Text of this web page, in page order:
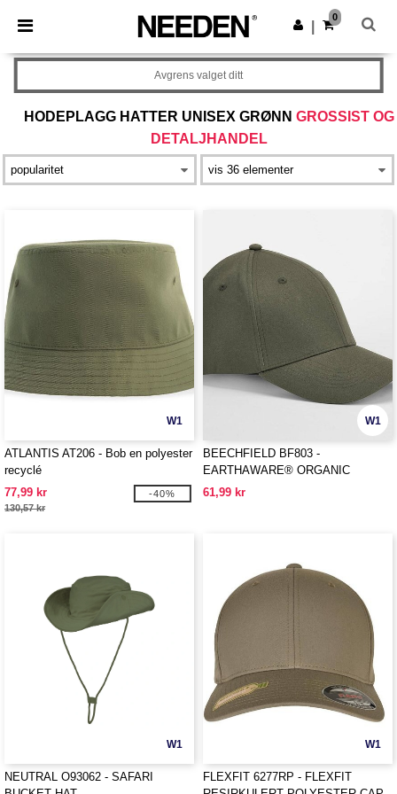
× Needen-app
Bedre priser i appen!
Last ned app
0
HODEPLAGG HATTER UNISEX GRØNN GROSSIST OG
DETALJHANDEL
Avgrens valget ditt
W1
ATLANTIS AT206 - Bob en polyester
recyclé
77,99 kr
130,57 kr
-40%
W1
BEECHFIELD BF803 -
EARTHAWARE® ORGANIC
COTTON STRETCH-FIT CAP
61,99 kr
W1
NEUTRAL O93062 - SAFARI
W1
FLEXFIT 6277RP - FLEXFIT